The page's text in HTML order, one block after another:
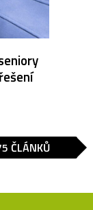
ČLÁNKŮ